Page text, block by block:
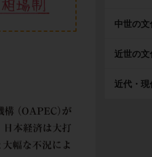
中世の文
近世の文
近代・